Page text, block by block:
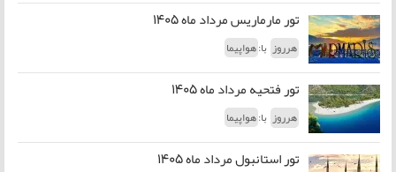
تور مارماریس مرداد ماه 1405
هرروز با:هواپیما
تور فتحیه مرداد ماه 1405
هرروز با:هواپیما
تور استانبول مرداد ماه 1405